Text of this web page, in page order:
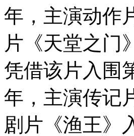
年，主演动作
片《天堂之门
凭借该片入围
年，主演传记
剧片《渔王》